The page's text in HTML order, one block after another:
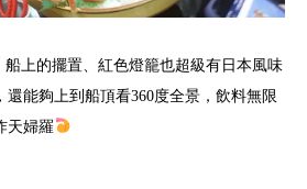
上的擺置、紅色燈籠也超級有日本風味
還能夠上到船頂看360度全景，飲料無限
天婦羅